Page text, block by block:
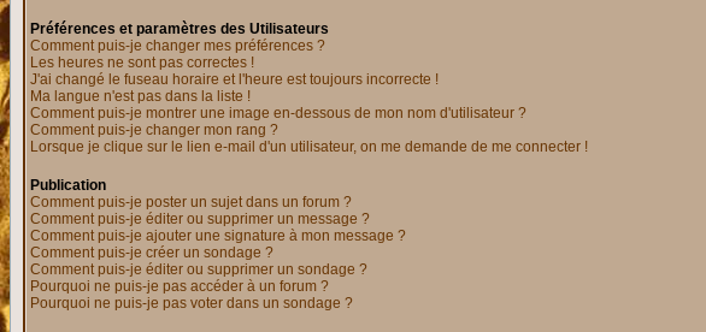
Préférences et paramètres des Utilisateurs
Comment puis-je changer mes préférences ?
Les heures ne sont pas correctes !
J'ai changé le fuseau horaire et l'heure est toujours incorrecte !
Ma langue n'est pas dans la liste !
Comment puis-je montrer une image en-dessous de mon nom d'utilisateur ?
Comment puis-je changer mon rang ?
Lorsque je clique sur le lien e-mail d'un utilisateur, on me demande de me connecter !
Publication
Comment puis-je poster un sujet dans un forum ?
Comment puis-je éditer ou supprimer un message ?
Comment puis-je ajouter une signature à mon message ?
Comment puis-je créer un sondage ?
Comment puis-je éditer ou supprimer un sondage ?
Pourquoi ne puis-je pas accéder à un forum ?
Pourquoi ne puis-je pas voter dans un sondage ?